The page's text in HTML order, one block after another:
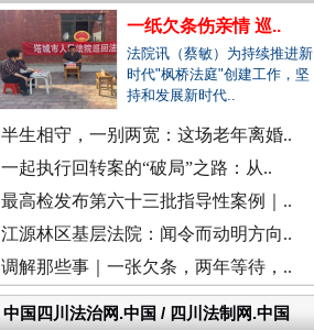
虎门通报“4车道变3车道车祸”
爆破拆火车站致周边房屋裂缝？
一医院涉嫌在中药里添加安眠药
柳州鱼峰区教育局发布辟谣声明
福建中医药大学附属人民医院：..
“市长信箱”出现答复错误问题
中日友好医院通报肖某相关问题
官方通报“三河广告牌匾改色”
教师被举报用假身份与女生恋爱
网民反映新能源充电电价差异大
现场视频！山东舰出扼台东
一纸欠条伤亲情 巡..
法院讯（蔡敏）为持续推进新
时代"枫桥法庭"创建工作，坚
持和发展新时代..
半生相守，一别两宽：这场老年离婚..
一起执行回转案的“破局”之路：从..
最高检发布第六十三批指导性案例｜..
江源林区基层法院：闻令而动明方向..
调解那些事｜一张欠条，两年等待，..
中国四川法治网.中国 / 四川法制网.中国